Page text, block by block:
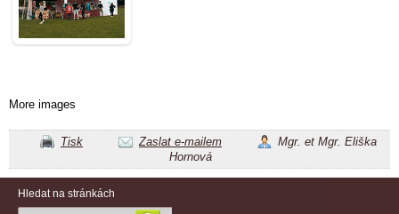
More images
Tisk Zaslat e-mailem
Mgr. et Mgr. Eliška
Hornová
Hledat na stránkách